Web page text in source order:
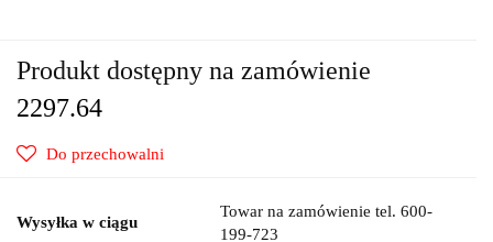
Produkt dostępny na zamówienie
2297.64
Do przechowalni
Wysyłka w ciągu
Towar na zamówienie tel. 600-
199-723